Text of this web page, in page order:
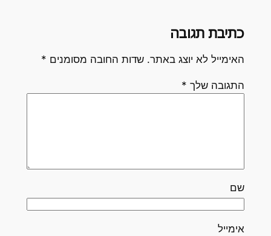
כתיבת תגובה
האימייל לא יוצג באתר. שדות החובה מסומנים *
התגובה שלך *
שם
אימייל